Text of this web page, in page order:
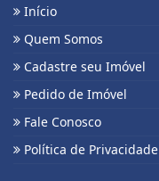
Início
Quem Somos
Cadastre seu Imóvel
Pedido de Imóvel
Fale Conosco
Política de Privacidade